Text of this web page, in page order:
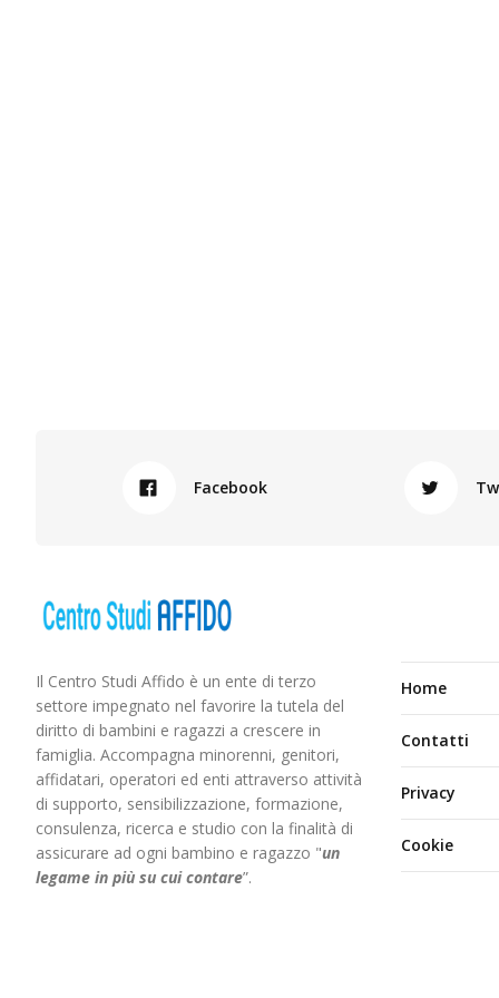
Facebook
Il Centro Studi Affido è un ente di terzo
settore impegnato nel favorire la tutela del
diritto di bambini e ragazzi a crescere in
famiglia. Accompagna minorenni, genitori,
affidatari, operatori ed enti attraverso attività
di supporto, sensibilizzazione, formazione,
consulenza, ricerca e studio con la finalità di
assicurare ad ogni bambino e ragazzo "un
legame in più su cui contare”.
Home
Contatti
Privacy
Cookie